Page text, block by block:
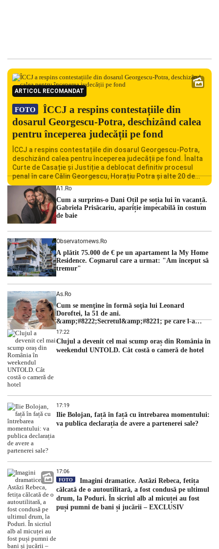
ARTICOL RECOMANDAT
FOTO
ÎCCJ a respins contestațiile din
dosarul Georgescu-Potra, deschizând calea
pentru începerea judecății pe fond
ÎCCJ a respins contestațiile din dosarul Georgescu-Potra,
deschizând calea pentru începerea judecății pe fond. Înalta
Curte de Casație și Justiție a deblocat definitiv procesul
penal în care Călin Georgescu, Horațiu Potra și alte 20 de
persoane sunt acuzați de acțiuni îndreptate împotriva
ordinii constituționale. În ședința din camera preliminară,
judecătorii de la instanța supremă au […]
A1.ro
Cum a surprins-o Dani Oțil pe soția lui în vacanță.
Gabriela Prisăcariu, apariție impecabilă în costum
de baie
Observatornews.ro
A plătit 75.000 de € pe un apartament la My Home
Residence. Coşmarul care a urmat: "Am început să
tremur"
As.ro
Cum se menţine în formă soţia lui Leonard
Doroftei, la 51 de ani.
&amp;#8222;Secretul&amp;#8221; pe care l-a
dezvăluit
17:22
Clujul a devenit cel mai scump oraș din România în
weekendul UNTOLD. Cât costă o cameră de hotel
17:19
Ilie Bolojan, față în față cu întrebarea momentului:
va publica declarația de avere a partenerei sale?
17:06
FOTO
Imagini dramatice. Astăzi Rebeca, fetița
călcată de o autoutilitară, a fost condusă pe ultimul
drum, la Poduri. În sicriul alb al micuței au fost
puși pumni de bani și jucării – EXCLUSIV